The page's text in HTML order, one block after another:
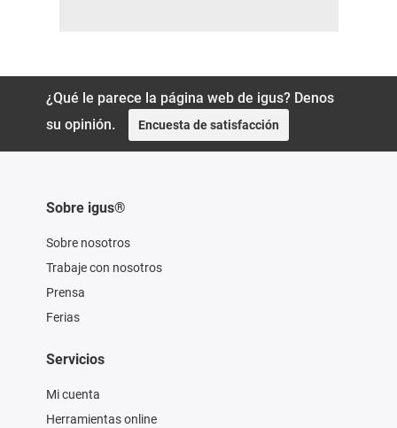
¿Qué le parece la página web de igus? Denos
su opinión.
Encuesta de satisfacción
Sobre igus®
Sobre nosotros
Trabaje con nosotros
Prensa
Ferias
Servicios
Mi cuenta
Herramientas online